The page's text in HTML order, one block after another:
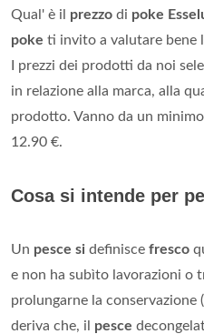
Qual' è il prezzo di poke
poke ti invito a valutare bene
I prezzi dei prodotti da noi
in relazione alla marca, alla
prodotto. Vanno da un
12.90 €.
Cosa si intende per
Un pesce si definisce fresco
e non ha subìto lavorazioni o
prolungarne la conservazione
deriva che, il pesce